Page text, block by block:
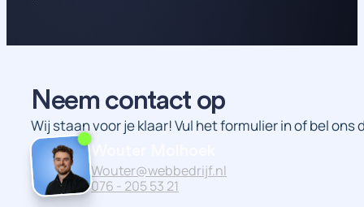
Neem contact op
Wij staan voor je klaar! Vul het formulier in of bel
Wouter@webbedrijf.nl
076 - 205 53 21